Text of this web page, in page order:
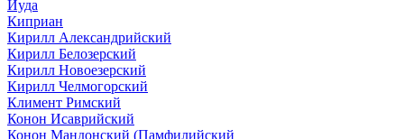
Иуда
Киприан
Кирилл Александрийский
Кирилл Белозерский
Кирилл Новоезерский
Кирилл Челмогорский
Климент Римский
Конон Исаврийский
Конон Мандонский (Памфилийский